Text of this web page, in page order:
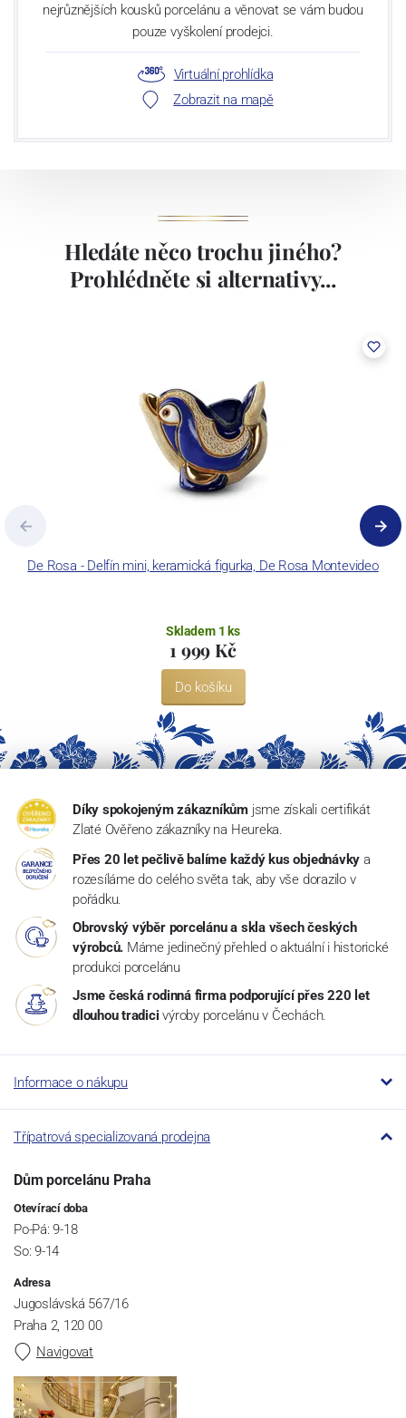
nejrůznějších kousků porcelánu a věnovat se vám budou
pouze vyškolení prodejci.
Virtuální prohlídka
Zobrazit na mapě
Hledáte něco trochu jiného?
Prohlédněte si alternativy...
De Rosa - Delfín mini, keramická figurka, De Rosa Montevideo
Skladem 1 ks
1 999 Kč
Do košíku
Díky spokojeným zákazníkům jsme získali certifikát
Zlaté Ověřeno zákazníky na Heureka.
Přes 20 let pečlivě balíme každý kus objednávky a
rozesíláme do celého světa tak, aby vše dorazilo v
pořádku.
Obrovský výběr porcelánu a skla všech českých
výrobců. Máme jedinečný přehled o aktuální i historické
produkci porcelánu
Jsme česká rodinná firma podporující přes 220 let
dlouhou tradici výroby porcelánu v Čechách.
Informace o nákupu
Třípatrová specializovaná prodejna
Dům porcelánu Praha
Otevírací doba
Po-Pá: 9-18
So: 9-14
Adresa
Jugoslávská 567/16
Praha 2, 120 00
Navigovat